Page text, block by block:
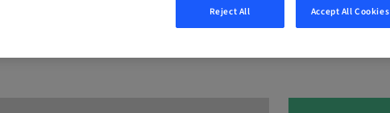
Reject All Accept All Cookies